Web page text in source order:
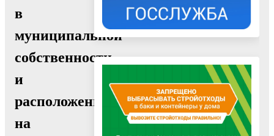
в
муниципальной
собственности
и
расположенных
на